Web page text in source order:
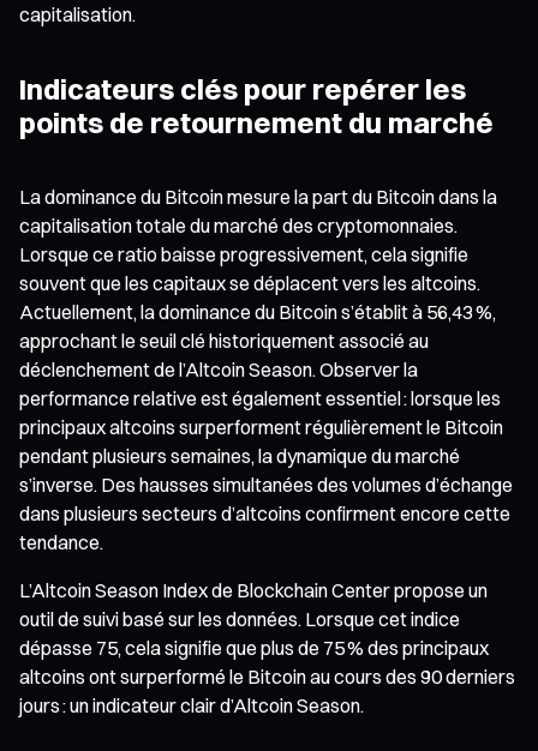
capitalisation.
Indicateurs clés pour repérer les
points de retournement du marché
La dominance du Bitcoin mesure la part du Bitcoin dans la
capitalisation totale du marché des cryptomonnaies.
Lorsque ce ratio baisse progressivement, cela signifie
souvent que les capitaux se déplacent vers les altcoins.
Actuellement, la dominance du Bitcoin s’établit à 56,43 %,
approchant le seuil clé historiquement associé au
déclenchement de l’Altcoin Season. Observer la
performance relative est également essentiel : lorsque les
principaux altcoins surperforment régulièrement le Bitcoin
pendant plusieurs semaines, la dynamique du marché
s’inverse. Des hausses simultanées des volumes d’échange
dans plusieurs secteurs d’altcoins confirment encore cette
tendance.
L’Altcoin Season Index de Blockchain Center propose un
outil de suivi basé sur les données. Lorsque cet indice
dépasse 75, cela signifie que plus de 75 % des principaux
altcoins ont surperformé le Bitcoin au cours des 90 derniers
jours : un indicateur clair d’Altcoin Season.